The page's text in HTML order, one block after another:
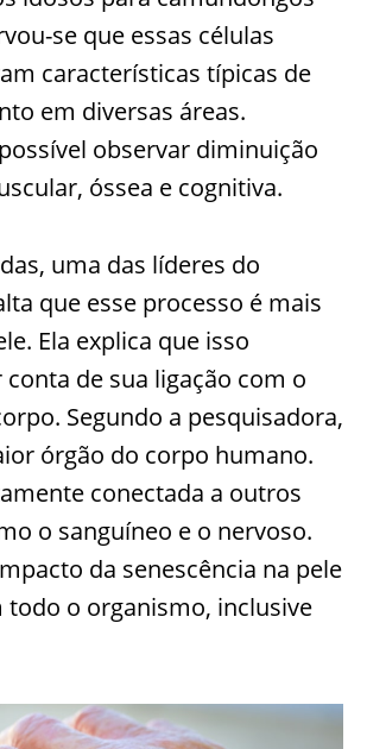
se que essas células
características típicas de
em diversas áreas.
observar diminuição
óssea e cognitiva.
uma das líderes do
que esse processo é mais
Ela explica que isso
de sua ligação com o
Segundo a pesquisadora,
órgão do corpo humano.
conectada a outros
o sanguíneo e o nervoso.
da senescência na pele
todo o organismo, inclusive